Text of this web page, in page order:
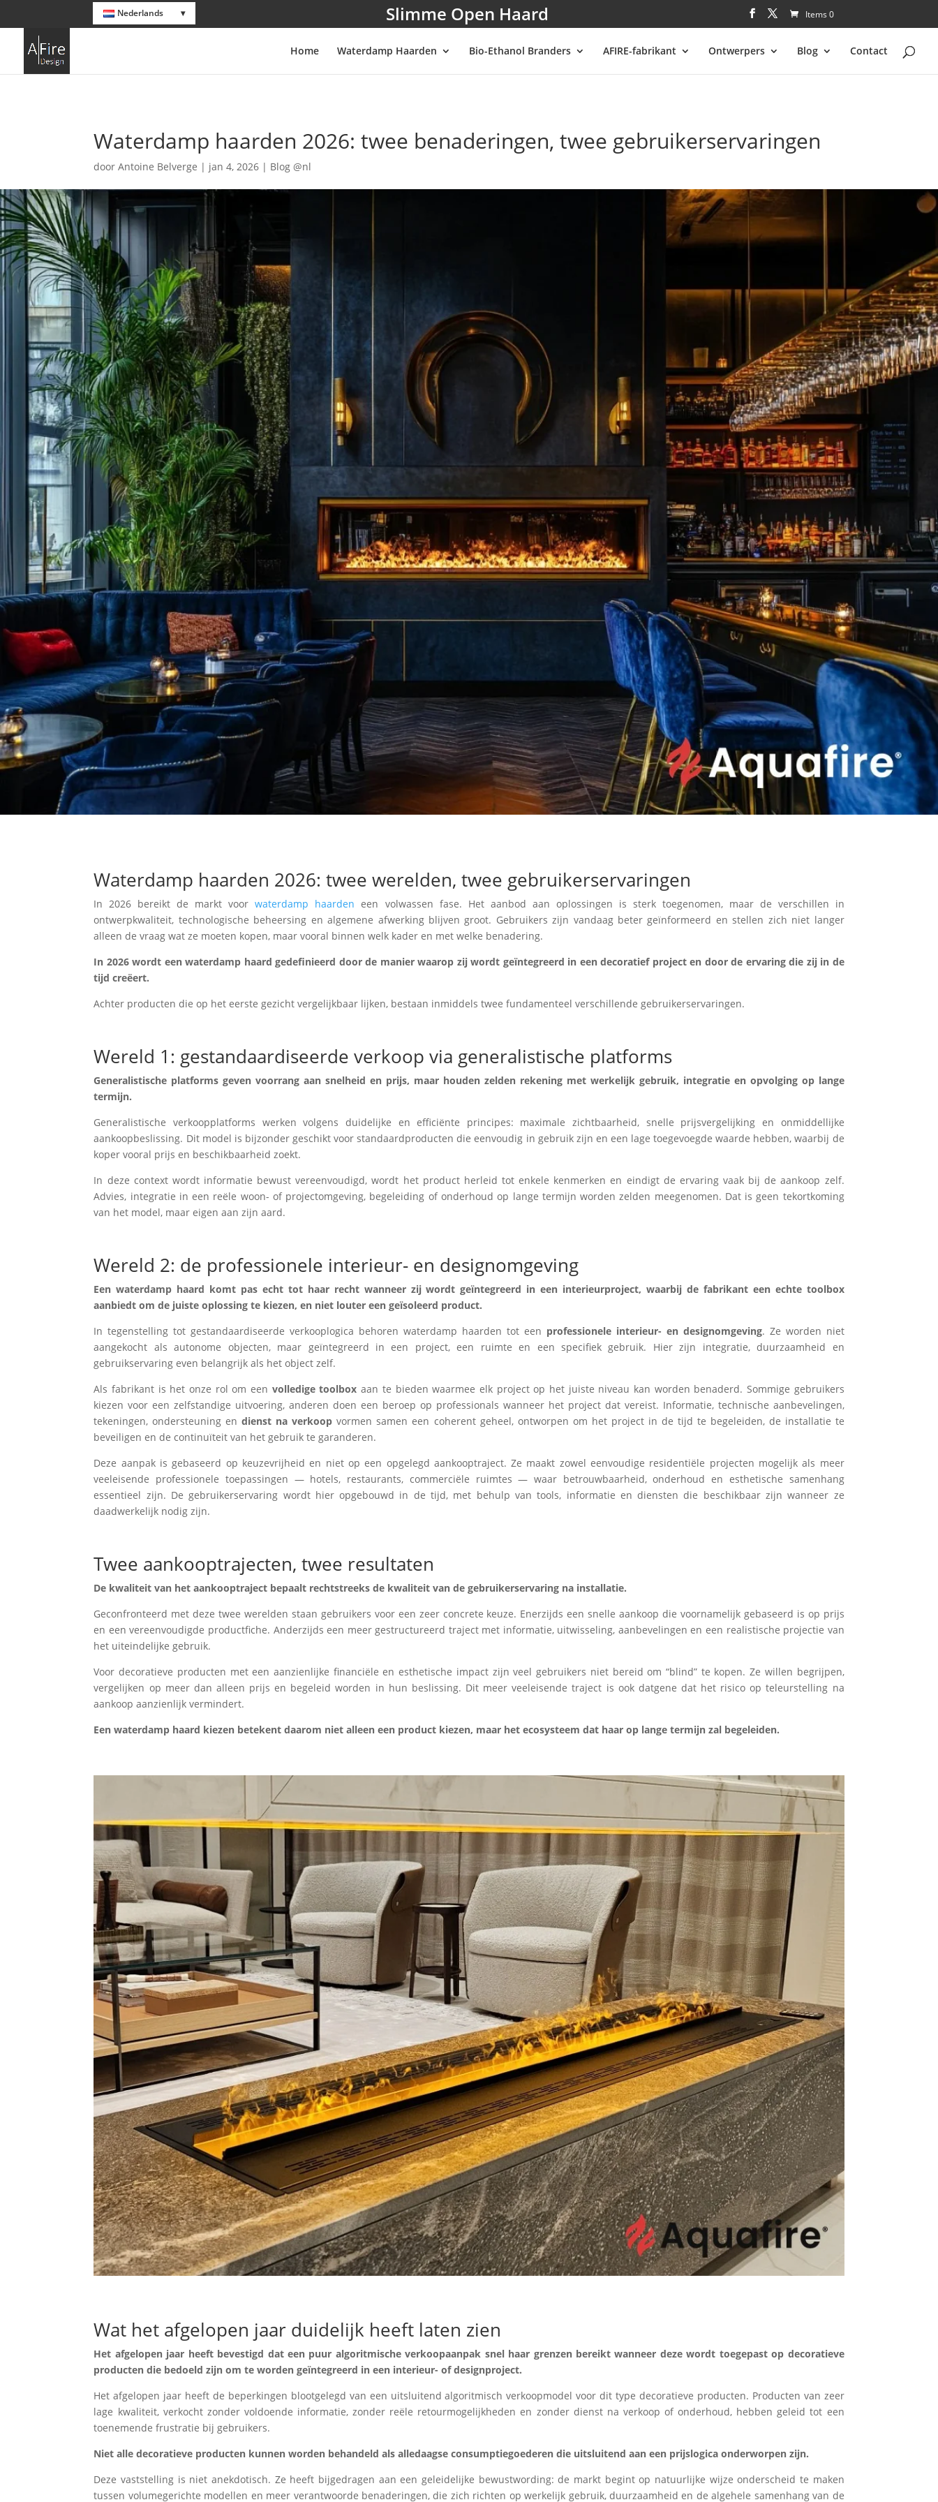
Nederlands Slimme Open Haard Items 0
Home Waterdamp Haarden Bio-Ethanol Branders AFIRE-fabrikant Ontwerpers Blog Contact
Waterdamp haarden 2026: twee benaderingen, twee gebruikerservaringen
doorAntoine Belverge | jan 4, 2026 | Blog @nl
Waterdamp haarden 2026: twee werelden, twee gebruikerservaringen
In 2026 bereikt de markt voorwaterdamp haarden een volwassen fase. Het aanbod aan oplossingen is sterk toegenomen, maar de verschillen in
ontwerpkwaliteit, technologische beheersing en algemene afwerking blijven groot. Gebruikers zijn vandaag beter geïnformeerd en stellen zich niet langer
alleen de vraag wat ze moeten kopen, maar vooral binnen welk kader en met welke benadering.
In 2026 wordt een waterdamp haard gedefinieerd door de manier waarop zij wordt geïntegreerd in een decoratief project en door de ervaring die zij in de
tijd creëert.
Achter producten die op het eerste gezicht vergelijkbaar lijken, bestaan inmiddels twee fundamenteel verschillende gebruikerservaringen.
Wereld 1: gestandaardiseerde verkoop via generalistische platforms
Generalistische platforms geven voorrang aan snelheid en prijs, maar houden zelden rekening met werkelijk gebruik, integratie en opvolging op lange
termijn.
Generalistische verkoopplatforms werken volgens duidelijke en efficiënte principes: maximale zichtbaarheid, snelle prijsvergelijking en onmiddellijke
aankoopbeslissing. Dit model is bijzonder geschikt voor standaardproducten die eenvoudig in gebruik zijn en een lage toegevoegde waarde hebben, waarbij de
koper vooral prijs en beschikbaarheid zoekt.
In deze context wordt informatie bewust vereenvoudigd, wordt het product herleid tot enkele kenmerken en eindigt de ervaring vaak bij de aankoop zelf.
Advies, integratie in een reële woon- of projectomgeving, begeleiding of onderhoud op lange termijn worden zelden meegenomen. Dat is geen tekortkoming
van het model, maar eigen aan zijn aard.
Wereld 2: de professionele interieur- en designomgeving
Een waterdamp haard komt pas echt tot haar recht wanneer zij wordt geïntegreerd in een interieurproject, waarbij de fabrikant een echte toolbox
aanbiedt om de juiste oplossing te kiezen, en niet louter een geïsoleerd product.
In tegenstelling tot gestandaardiseerde verkooplogica behoren waterdamp haarden tot een professionele interieur- en designomgeving. Ze worden niet
aangekocht als autonome objecten, maar geïntegreerd in een project, een ruimte en een specifiek gebruik. Hier zijn integratie, duurzaamheid en
gebruikservaring even belangrijk als het object zelf.
Als fabrikant is het onze rol om een volledige toolbox aan te bieden waarmee elk project op het juiste niveau kan worden benaderd. Sommige gebruikers
kiezen voor een zelfstandige uitvoering, anderen doen een beroep op professionals wanneer het project dat vereist. Informatie, technische aanbevelingen,
tekeningen, ondersteuning endienst na verkoop vormen samen een coherent geheel, ontworpen om het project in de tijd te begeleiden, de installatie te
beveiligen en de continuïteit van het gebruik te garanderen.
Deze aanpak is gebaseerd op keuzevrijheid en niet op een opgelegd aankooptraject. Ze maakt zowel eenvoudige residentiële projecten mogelijk als meer
veeleisende professionele toepassingen — hotels, restaurants, commerciële ruimtes — waar betrouwbaarheid, onderhoud en esthetische samenhang
essentieel zijn. De gebruikerservaring wordt hier opgebouwd in de tijd, met behulp van tools, informatie en diensten die beschikbaar zijn wanneer ze
daadwerkelijk nodig zijn.
Twee aankooptrajecten, twee resultaten
De kwaliteit van het aankooptraject bepaalt rechtstreeks de kwaliteit van de gebruikerservaring na installatie.
Geconfronteerd met deze twee werelden staan gebruikers voor een zeer concrete keuze. Enerzijds een snelle aankoop die voornamelijk gebaseerd is op prijs
en een vereenvoudigde productfiche. Anderzijds een meer gestructureerd traject met informatie, uitwisseling, aanbevelingen en een realistische projectie van
het uiteindelijke gebruik.
Voor decoratieve producten met een aanzienlijke financiële en esthetische impact zijn veel gebruikers niet bereid om “blind” te kopen. Ze willen begrijpen,
vergelijken op meer dan alleen prijs en begeleid worden in hun beslissing. Dit meer veeleisende traject is ook datgene dat het risico op teleurstelling na
aankoop aanzienlijk vermindert.
Een waterdamp haard kiezen betekent daarom niet alleen een product kiezen, maar het ecosysteem dat haar op lange termijn zal begeleiden.
Wat het afgelopen jaar duidelijk heeft laten zien
Het afgelopen jaar heeft bevestigd dat een puur algoritmische verkoopaanpak snel haar grenzen bereikt wanneer deze wordt toegepast op decoratieve
producten die bedoeld zijn om te worden geïntegreerd in een interieur- of designproject.
Het afgelopen jaar heeft de beperkingen blootgelegd van een uitsluitend algoritmisch verkoopmodel voor dit type decoratieve producten. Producten van zeer
lage kwaliteit, verkocht zonder voldoende informatie, zonder reële retourmogelijkheden en zonder dienst na verkoop of onderhoud, hebben geleid tot een
toenemende frustratie bij gebruikers.
Niet alle decoratieve producten kunnen worden behandeld als alledaagse consumptiegoederen die uitsluitend aan een prijslogica onderworpen zijn.
Deze vaststelling is niet anekdotisch. Ze heeft bijgedragen aan een geleidelijke bewustwording: de markt begint op natuurlijke wijze onderscheid te maken
tussen volumegerichte modellen en meer verantwoorde benaderingen, die zich richten op werkelijk gebruik, duurzaamheid en de algehele samenhang van de